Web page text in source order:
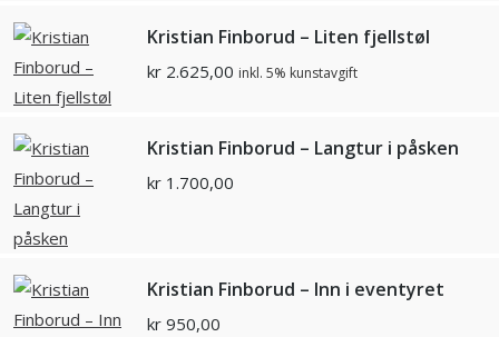
Kristian Finborud – Liten fjellstøl
kr 2.625,00 inkl. 5% kunstavgift
Kristian Finborud – Langtur i påsken
kr 1.700,00
Kristian Finborud – Inn i eventyret
kr 950,00